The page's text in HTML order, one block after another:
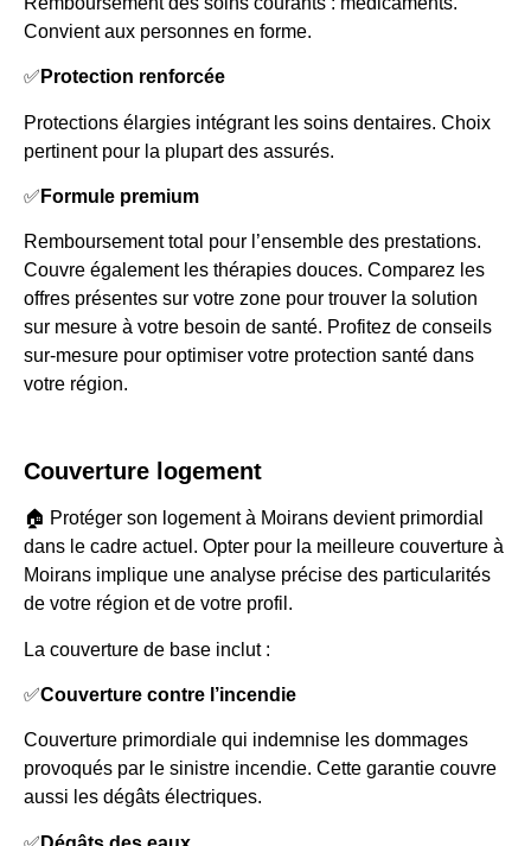
Convient aux personnes en forme.
✅ Protection renforcée
Protections élargies intégrant les soins dentaires. Choix
pertinent pour la plupart des assurés.
✅ Formule premium
Remboursement total pour l’ensemble des prestations.
Couvre également les thérapies douces. Comparez les
offres présentes sur votre zone pour trouver la solution
sur mesure à votre besoin de santé. Profitez de conseils
sur-mesure pour optimiser votre protection santé dans
votre région.
Couverture logement
🏠 Protéger son logement à Moirans devient primordial
dans le cadre actuel. Opter pour la meilleure couverture à
Moirans implique une analyse précise des particularités
de votre région et de votre profil.
La couverture de base inclut :
✅Couverture contre l’incendie
Couverture primordiale qui indemnise les dommages
provoqués par le sinistre incendie. Cette garantie couvre
aussi les dégâts électriques.